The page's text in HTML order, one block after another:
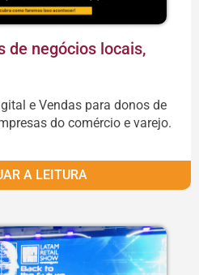
de negócios locais,
e Vendas para donos de
do comércio e varejo.
A LEITURA